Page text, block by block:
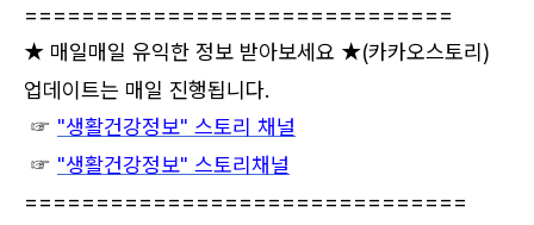
==============================
★ 매일매일 유익한 정보 받아보세요 ★(카카오스토리)
업데이트는 매일 진행됩니다.
☞ "생활건강정보" 스토리 채널
☞ "생활건강정보" 스토리채널
===============================